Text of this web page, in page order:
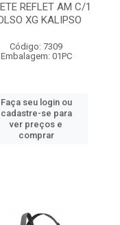
REFLET AM C/1
XG KALIPSO
Código: 7309
Embalagem: 01PC
Faça seu login ou
cadastre-se para
ver preços e
comprar